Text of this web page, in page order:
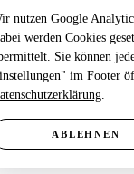
nutzen Google
werden Cookies
Sie können
im Footer
.
ABLEHNEN